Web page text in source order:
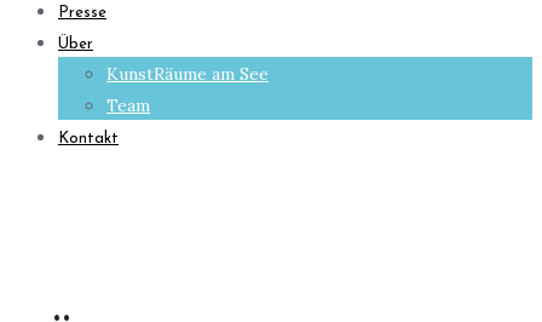
Presse
Über
KunstRäume am See
Team
Kontakt